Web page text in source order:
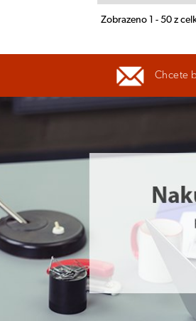
Zobrazeno 1 - 50 z
Chcete